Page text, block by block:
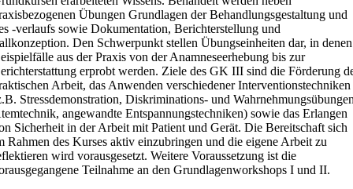
Übungen Grundlagen der Behandlungsgestaltung und
-verlaufs sowie Dokumentation, Berichterstellung und
Den Schwerpunkt stellen Übungseinheiten dar, in denen
aus der Praxis von der Anamneseerhebung bis zur
erprobt werden. Ziele des GK III sind die Förderung
Arbeit, das Anwenden verschiedener Interventionstechniken
Stressdemonstration, Diskriminations- und
angewandte Entspannungstechniken) sowie das Erlangen
Sicherheit in der Arbeit mit Patient und Gerät. Die Bereitschaft sich
Rahmen des Kurses aktiv einzubringen und die eigene Arbeit zu
wird vorausgesetzt. Weitere Voraussetzung ist die
Teilnahme an den Grundlagenworkshops I und II.